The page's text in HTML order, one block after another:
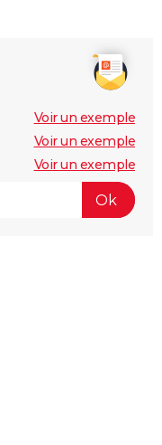
Voir un exemple
Voir un exemple
Voir un exemple